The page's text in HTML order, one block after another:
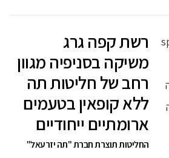
רשת קפה גרג
משיקה בסניפיה מגוון
רחב של חליטות תה
ללא קופאין בטעמים
ארומתיים ייחודיים
החליטות תוצרת חברת "תה יזרעאל"